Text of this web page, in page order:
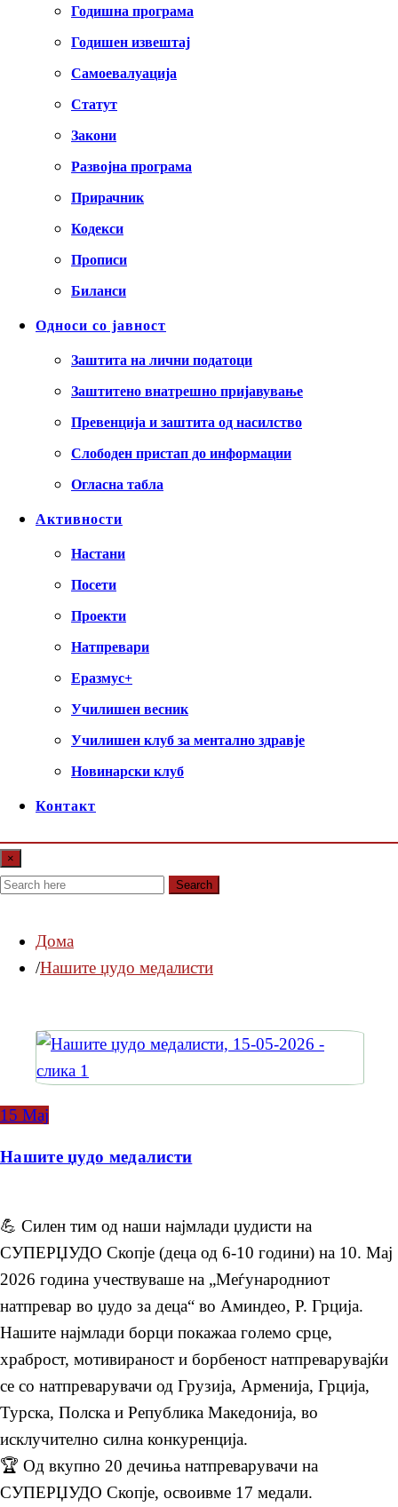
Годишна програма
Годишен извештај
Самоевалуација
Статут
Закони
Развојна програма
Прирачник
Кодекси
Прописи
Биланси
Односи со јавност
Заштита на лични податоци
Заштитено внатрешно пријавување
Превенција и заштита од насилство
Слободен пристап до информации
Огласна табла
Активности
Настани
Посети
Проекти
Натпревари
Еразмус+
Училишен весник
Училишен клуб за ментално здравје
Новинарски клуб
Контакт
×
Search
Дома
Нашите џудо медалисти
15 Мај
Нашите џудо медалисти
💪 Силен тим од наши најмлади џудисти на
СУПЕРЏУДО Скопје (деца од 6-10 години) на 10. Мај
2026 година учествуваше на „Меѓународниот
натпревар во џудо за деца“ во Аминдео, Р. Грција.
Нашите најмлади борци покажаа големо срце,
храброст, мотивираност и борбеност натпреварувајќи
се со натпреварувачи од Грузија, Арменија, Грција,
Турска, Полска и Република Македонија, во
исклучително силна конкуренција.
🏆 Од вкупно 20 дечиња натпреварувачи на
СУПЕРЏУДО Скопје, освоивме 17 медали.